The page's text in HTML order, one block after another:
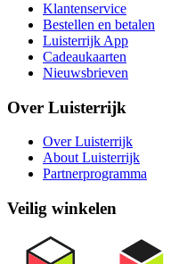
Klantenservice
Bestellen en betalen
Luisterrijk App
Cadeaukaarten
Nieuwsbrieven
Over Luisterrijk
Over Luisterrijk
About Luisterrijk
Partnerprogramma
Veilig winkelen